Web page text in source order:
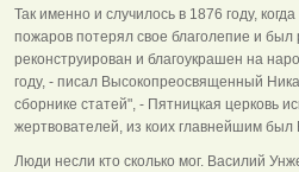
Так именно и случилось в 1876 году,
пожаров потерял свое благолепие и был
реконструирован и благоукрашен на
году, - писал Высокопреосвященный
сборнике статей", - Пятницкая церковь
жертвователей, из коих главнейшим был
Люди несли кто сколько мог. Василий